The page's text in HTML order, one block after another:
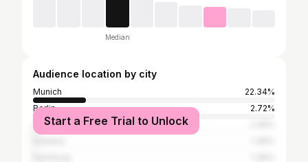
Median
Audience location by city
Munich
22.34%
Berlin
2.72%
Cologne
Start a Free Trial to Unlock